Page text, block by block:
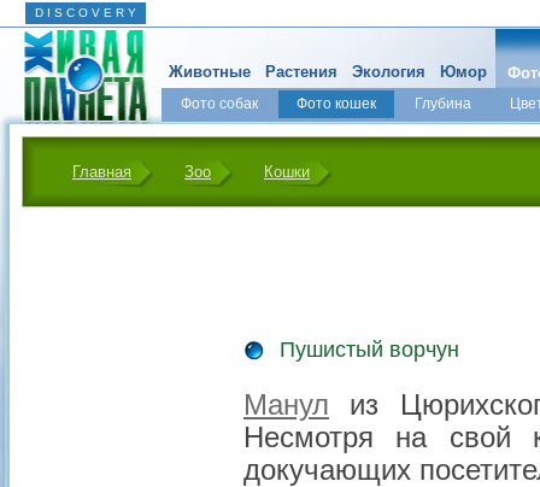
D I S C O V E R Y
Животные Растения Экология Юмор
Фото собак Фото кошек Глубина
Главная Зоо Кошки
Пушистый ворчун
Манул из
Несмотря на свой
докучающих